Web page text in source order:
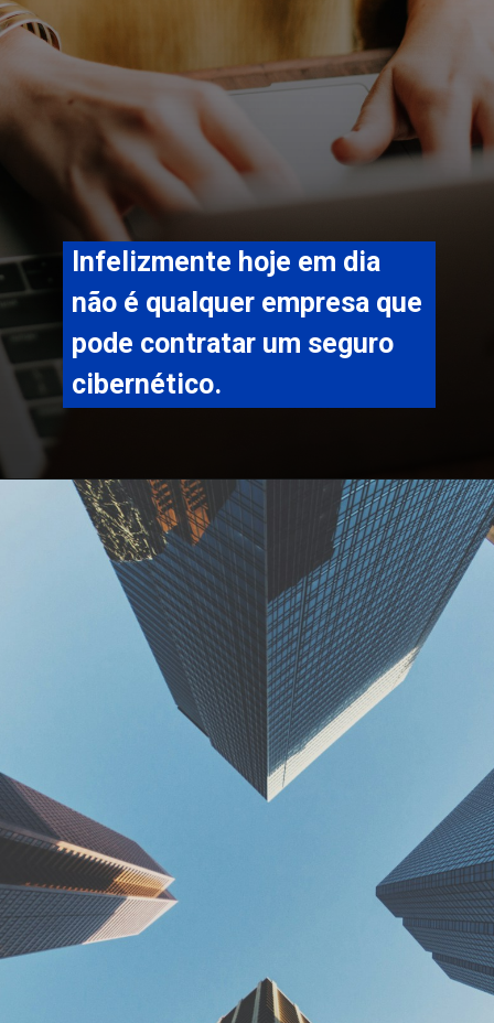
Infelizmente hoje em dia
não é qualquer empresa que
pode contratar um seguro
cibernético.